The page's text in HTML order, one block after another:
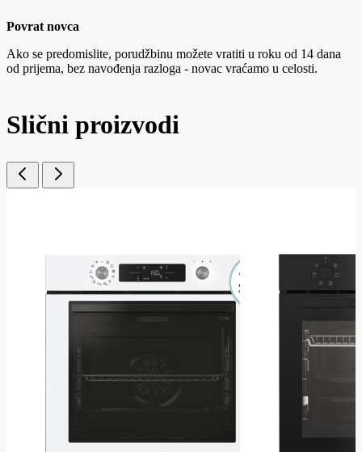
Povrat novca
Ako se predomislite, porudžbinu možete vratiti u roku od 14 dana
od prijema, bez navođenja razloga - novac vraćamo u celosti.
Slični proizvodi